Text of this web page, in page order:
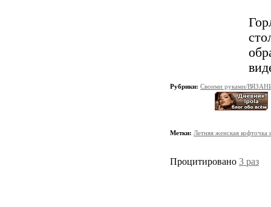
Рубрики: Своими руками/
Метки: Летняя женская кофточка
Процитировано 3 раз